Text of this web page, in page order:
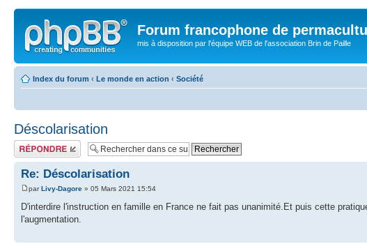
Forum francophone de
mis à disposition par l'équipe WEB de l'association Brin de Paille
Index du forum ‹ Le monde en action ‹ Société
Déscolarisation
Publier une
réponse
Re: Déscolarisation
parLivy-Dagore » 05 Mars 2021 15:54
D'interdire l'instruction en famille en France ne fait pas unanimité.Et puis cette
l'augmentation.